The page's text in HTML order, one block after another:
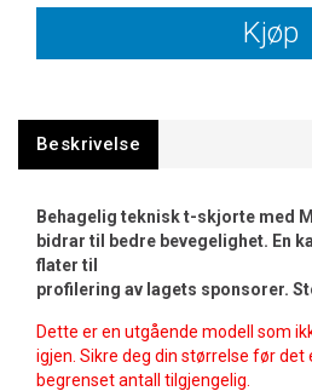
Kjøp
Beskrivelse
Behagelig teknisk t-skjorte med
bidrar til bedre bevegelighet. En
flater til
profilering av lagets sponsorer.
Dette er en utgående modell som
igjen. Sikre deg din størrelse før det
begrenset antall tilgjengelig.